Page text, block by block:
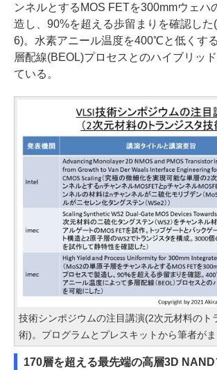
ンネルとするMOS FETを300mmウェハ
造し、90%を超える歩留まりを確認した
6)。水素アニール温度を400℃と低くす
層配線(BEOL)プロセスとのハイブリッ
ている。
技術シンポジウムの注目講演(2次元材料のト
術)。プログラムとプレスキットから筆者が
170層を超える最先端の高層3D